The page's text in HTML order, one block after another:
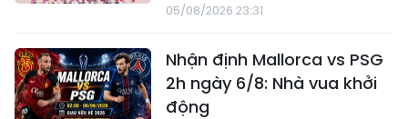
05/08/2026 23:31
Nhận định Mallorca vs PSG
2h ngày 6/8: Nhà vua khởi
động